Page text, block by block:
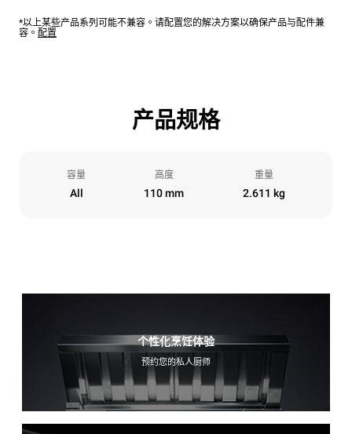
*以上某些产品系列可能不兼容。请配置您的解决方案以确保产品与配件兼
容。 配置
产品规格
容量
All
高度
110 mm
重量
2.611 kg
个性化烹饪体验
预约您的私人厨师